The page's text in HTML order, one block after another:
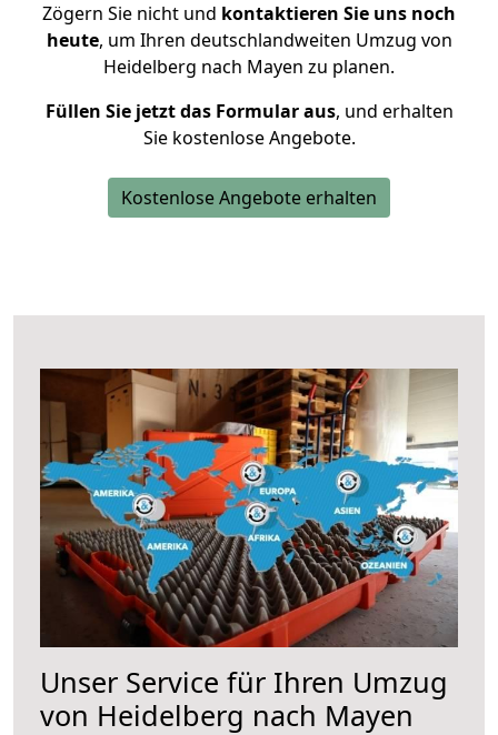
Zögern Sie nicht und kontaktieren Sie uns noch
heute, um Ihren deutschlandweiten Umzug von
Heidelberg nach Mayen zu planen.
Füllen Sie jetzt das Formular aus, und erhalten
Sie kostenlose Angebote.
Kostenlose Angebote erhalten
Unser Service für Ihren Umzug
von Heidelberg nach Mayen